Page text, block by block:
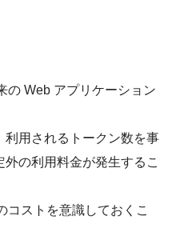
の Web アプリケーション
用されるトークン数を事
の利用料金が発生するこ
コストを意識しておくこ